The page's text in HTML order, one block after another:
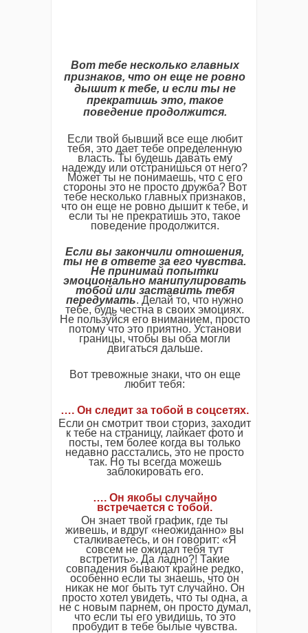
Вот тебе несколько главных
признаков, что он еще не ровно
дышит к тебе, и если ты не
прекратишь это, такое
поведение продолжится.
Если твой бывший все еще любит
тебя, это дает тебе определенную
власть. Ты будешь давать ему
надежду или отстранишься от него?
Может ты не понимаешь, что с его
стороны это не просто дружба? Вот
тебе несколько главных признаков,
что он еще не ровно дышит к тебе, и
если ты не прекратишь это, такое
поведение продолжится.
Если вы закончили отношения,
ты не в ответе за его чувства.
Не принимай попытки
эмоционально манипулировать
тобой или заставить тебя
передумать. Делай то, что нужно
тебе, будь честна в своих эмоциях.
Не пользуйся его вниманием, просто
потому что это приятно. Установи
границы, чтобы вы оба могли
двигаться дальше.
Вот тревожные знаки, что он еще
любит тебя:
…. Он следит за тобой в соцсетях.
Если он смотрит твои сториз, заходит
к тебе на страницу, лайкает фото и
посты, тем более когда вы только
недавно расстались, это не просто
так. Но ты всегда можешь
заблокировать его.
…. Он якобы случайно
встречается с тобой.
Он знает твой график, где ты
живешь, и вдруг «неожиданно» вы
сталкиваетесь, и он говорит: «Я
совсем не ожидал тебя тут
встретить». Да ладно?! Такие
совпадения бывают крайне редко,
особенно если ты знаешь, что он
никак не мог быть тут случайно. Он
просто хотел увидеть, что ты одна, а
не с новым парнем, он просто думал,
что если ты его увидишь, то это
пробудит в тебе былые чувства.